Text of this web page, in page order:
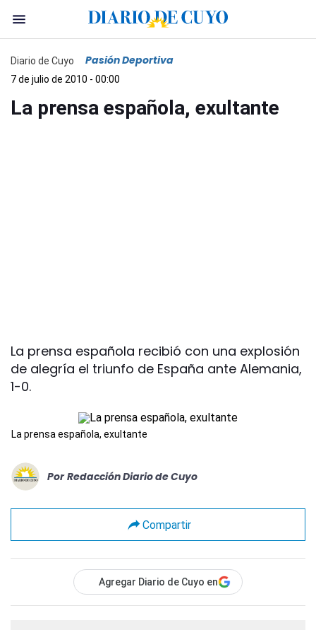
Diario de Cuyo Pasión Deportiva
7 de julio de 2010 - 00:00
La prensa española, exultante
La prensa española recibió con una explosión
de alegría el triunfo de España ante Alemania,
1-0.
La prensa española, exultante
Por Redacción Diario de Cuyo
Compartir
Agregar Diario de Cuyo en